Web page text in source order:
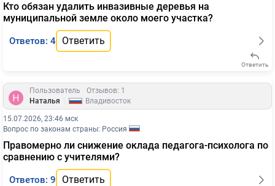
Кто обязан удалить инвазивные деревья на
муниципальной земле около моего участка?
Ответов: 4 Ответить
Ответить
Пользователь
Отзывов: 1
Наталья
Владивосток
15.07.2026, 23:46 мск
Вопрос по законам страны: Россия
Правомерно ли снижение оклада педагога-психолога по
сравнению с учителями?
Ответов: 9 Ответить